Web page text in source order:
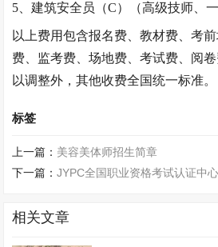
5、建筑安全员（C） （高级技师、
以上费用包含报名费、教材费、考
费、监考费、场地费、考试费、阅
以调整外，其他收费全国统一标准。
标签
上一篇： 美容美体师招生简章
下一篇：JYPC全国职业资格考试认证中
相关文章